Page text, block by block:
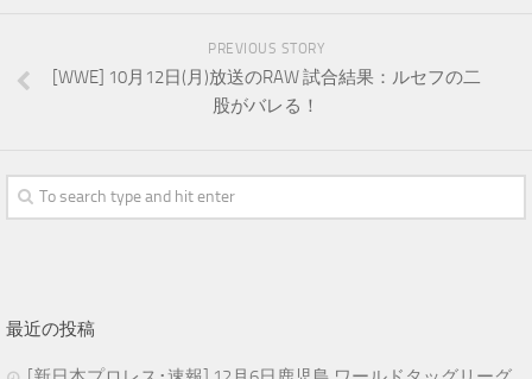
PREVIOUS STORY
[WWE] 10月12日(月)放送のRAW 試合結果：ルセフの二
股がバレる！
最近の投稿